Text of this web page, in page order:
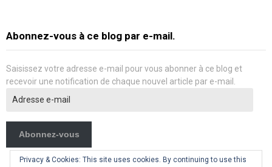
Abonnez-vous à ce blog par e-mail.
Saisissez votre adresse e-mail pour vous abonner à ce blog et
recevoir une notification de chaque nouvel article par e-mail.
Abonnez-vous
Privacy & Cookies: This site uses cookies. By continuing to use this